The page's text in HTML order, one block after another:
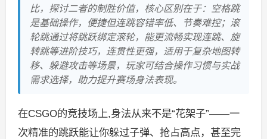
比，探讨二者的制胜价值，核心区别在于：空格跳
是基础操作，便捷但连跳容错率低、节奏难控；滚
轮跳通过将跳跃绑定滚轮，能更流畅实现连跳、旋
转跳等进阶技巧，连贯性更强，适用于复杂地图转
移、躲避攻击等场景，玩家可结合操作习惯与实战
需求选择，助力提升赛场身法表现。
在CSGO的竞技场上,身法从来不是“花架子”——一
次精准的跳跃能让你躲过子弹、抢占高点，甚至完